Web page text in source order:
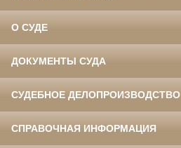
О СУДЕ
ДОКУМЕНТЫ СУДА
СУДЕБНОЕ ДЕЛОПРОИЗВОДСТВО
СПРАВОЧНАЯ ИНФОРМАЦИЯ